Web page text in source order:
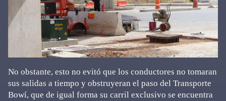
No obstante, esto no evitó que los conductores no tomaran
sus salidas a tiempo y obstruyeran el paso del Transporte
Bowí, que de igual forma su carril exclusivo se encuentra